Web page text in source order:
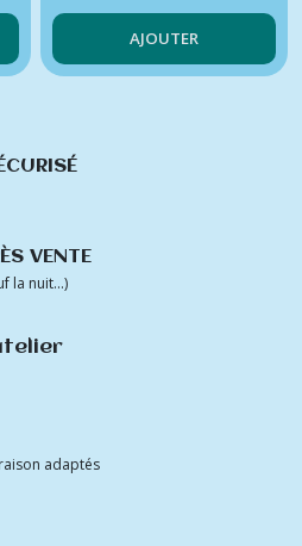
pour chien, cache-
oreille chien
AJOUTER
VENTE
la nuit...)
adaptés